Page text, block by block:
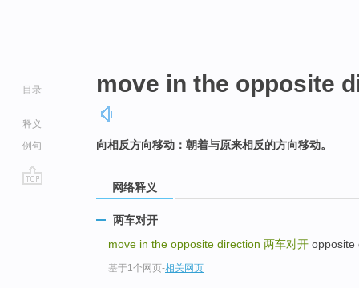
目录
释义
例句
move in the opposite
向相反方向移动：朝着与原来相反的方向移动。
网络释义
两车对开
move in the opposite direction 两车对开 opposite
基于1个网页-相关网页